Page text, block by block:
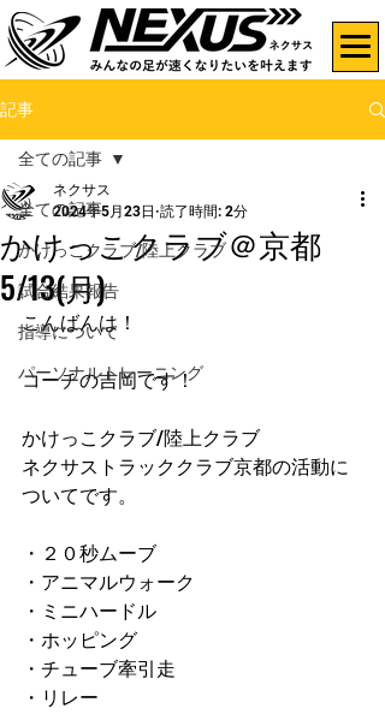
記事
全ての記事
かけっこクラブ/陸上クラブ
試合結果報告
指導について
パーソナルトレーニング
全ての記事
かけっこクラブ＠京都
5/13(月)
ネクサス
2024年5月23日 読了時間: 2分
こんばんは！
コーチの吉岡です！
かけっこクラブ/陸上クラブ
ネクサストラッククラブ京都の活動に
ついてです。
・２０秒ムーブ
・アニマルウォーク
・ミニハードル
・ホッピング
・チューブ牽引走
・リレー